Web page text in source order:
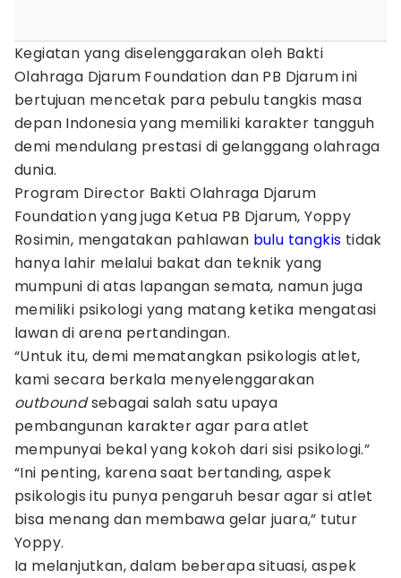
Kegiatan yang diselenggarakan oleh Bakti
Olahraga Djarum Foundation dan PB Djarum ini
bertujuan mencetak para pebulu tangkis masa
depan Indonesia yang memiliki karakter tangguh
demi mendulang prestasi di gelanggang olahraga
dunia.
Program Director Bakti Olahraga Djarum
Foundation yang juga Ketua PB Djarum, Yoppy
Rosimin, mengatakan pahlawan bulu tangkis tidak
hanya lahir melalui bakat dan teknik yang
mumpuni di atas lapangan semata, namun juga
memiliki psikologi yang matang ketika mengatasi
lawan di arena pertandingan.
“Untuk itu, demi mematangkan psikologis atlet,
kami secara berkala menyelenggarakan
outboundsebagai salah satu upaya
pembangunan karakter agar para atlet
mempunyai bekal yang kokoh dari sisi psikologi.”
“Ini penting, karena saat bertanding, aspek
psikologis itu punya pengaruh besar agar si atlet
bisa menang dan membawa gelar juara,” tutur
Yoppy.
Ia melanjutkan, dalam beberapa situasi, aspek